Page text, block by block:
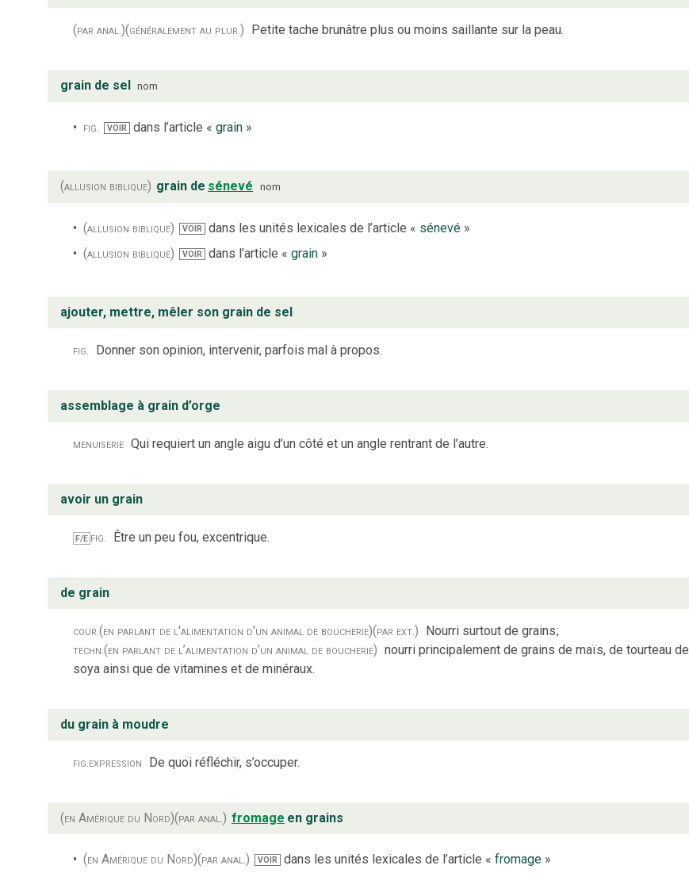
(par anal.)(généralement au plur.) Petite tache brunâtre plus ou moins saillante sur la peau.
grain de sel nom
fig. VOIR dans l’article « grain»
(allusion biblique) grain de sénevé nom
(allusion biblique) VOIR dans les unités lexicales de l’article « sénevé»
(allusion biblique)
VOIR dans l’article « grain»
ajouter, mettre, mêler son grain de sel
fig. Donner son opinion, intervenir, parfois mal à propos.
assemblage à grain d’orge
menuiserie Qui requiert un angle aigu d’un côté et un angle rentrant de l’autre.
avoir un grain
F/E fig. Être un peu fou, excentrique.
de grain
cour.(en parlant de l'alimentation d'un animal de boucherie)(par ext.) Nourri surtout de grains;
techn.(en parlant de l’alimentation d’un animal de boucherie) nourri principalement de grains de maïs, de tourteau de
soya ainsi que de vitamines et de minéraux.
du grain à moudre
fig.expression De quoi réfléchir, s’occuper.
(en Amérique du Nord)(par anal.) fromage en grains
(en Amérique du Nord)(par anal.) VOIR dans les unités lexicales de l’article « fromage»